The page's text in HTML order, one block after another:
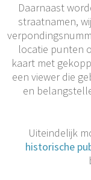
Daarnaast
straatnamen,
locatie punten
kaart met
een viewer die
en
Uiteindelijk
historische